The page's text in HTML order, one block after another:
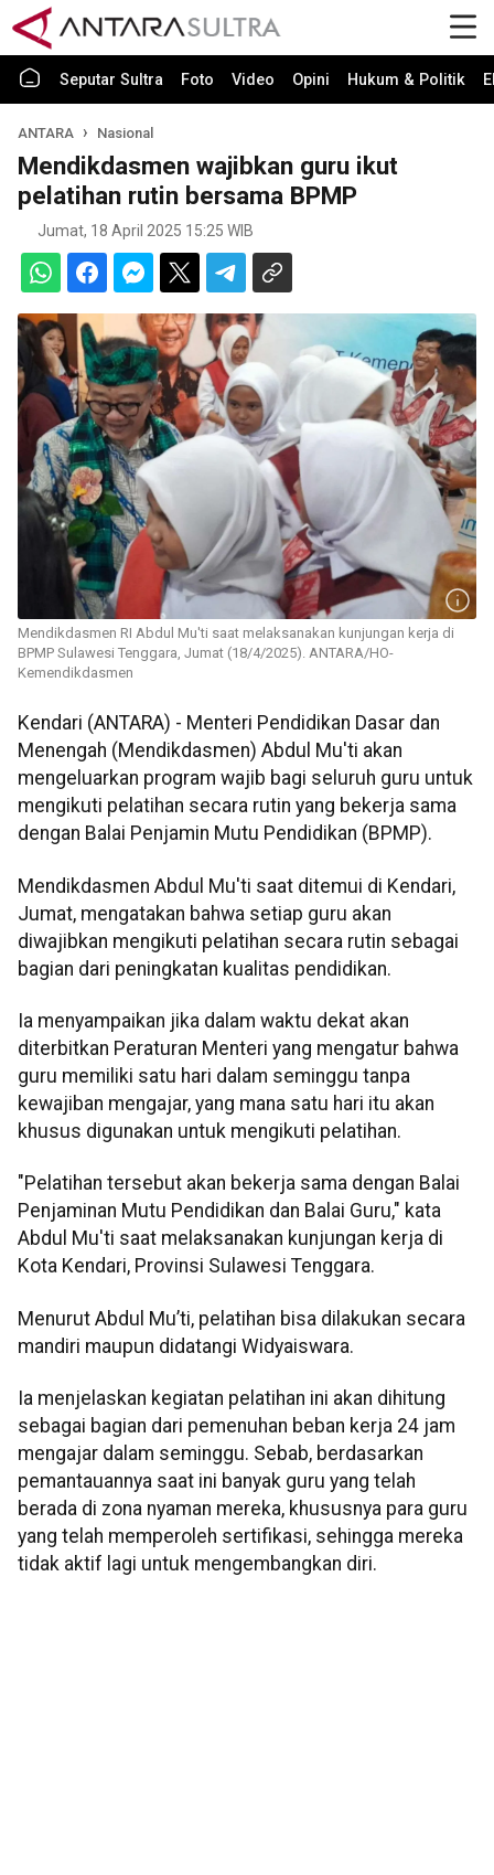
Seputar Sultra Foto Video Opini Hukum & Politik
ANTARA Nasional
Mendikdasmen wajibkan guru ikut
pelatihan rutin bersama BPMP
Jumat, 18 April 2025 15:25 WIB
Mendikdasmen RI Abdul Mu'ti saat melaksanakan kunjungan kerja di
BPMP Sulawesi Tenggara, Jumat (18/4/2025). ANTARA/HO-
Kemendikdasmen
Kendari (ANTARA) - Menteri Pendidikan Dasar dan
Menengah (Mendikdasmen) Abdul Mu'ti akan
mengeluarkan program wajib bagi seluruh guru untuk
mengikuti pelatihan secara rutin yang bekerja sama
dengan Balai Penjamin Mutu Pendidikan (BPMP).
Mendikdasmen Abdul Mu'ti saat ditemui di Kendari,
Jumat, mengatakan bahwa setiap guru akan
diwajibkan mengikuti pelatihan secara rutin sebagai
bagian dari peningkatan kualitas pendidikan.
Ia menyampaikan jika dalam waktu dekat akan
diterbitkan Peraturan Menteri yang mengatur bahwa
guru memiliki satu hari dalam seminggu tanpa
kewajiban mengajar, yang mana satu hari itu akan
khusus digunakan untuk mengikuti pelatihan.
"Pelatihan tersebut akan bekerja sama dengan Balai
Penjaminan Mutu Pendidikan dan Balai Guru," kata
Abdul Mu'ti saat melaksanakan kunjungan kerja di
Kota Kendari, Provinsi Sulawesi Tenggara.
Menurut Abdul Mu’ti, pelatihan bisa dilakukan secara
mandiri maupun didatangi Widyaiswara.
Ia menjelaskan kegiatan pelatihan ini akan dihitung
sebagai bagian dari pemenuhan beban kerja 24 jam
mengajar dalam seminggu. Sebab, berdasarkan
pemantauannya saat ini banyak guru yang telah
berada di zona nyaman mereka, khususnya para guru
yang telah memperoleh sertifikasi, sehingga mereka
tidak aktif lagi untuk mengembangkan diri.